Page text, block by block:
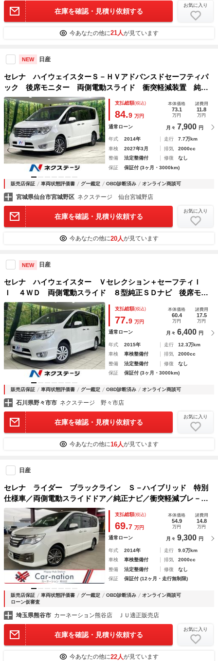
在庫を確認・見積り依頼する
お気に入り
今あなたの他に21人が見ています
NEW 日産
セレナ ハイウェイスターＳ－ＨＶアドバンスドセーフティパ
ック 後席モニター 両側電動スライド 衝突軽減装置 純正
ナビ 全周囲カメラ 車線逸脱警報 ＥＴＣ ＬＥＤヘッド
純正１６インチアルミ スマートキー オートエアコン クル
ーズコントロール 禁煙車
支払総額(税込)
84.9 万円
本体価格
73.1
万円
諸費用
11.8
万円
通常ローン 月々 7,900 円
年式 2014年 走行
7.7万km
車検
2027年3月 排気
2000cc
整備
法定整備付 修復
なし
保証
保証付 (3ヶ月・3000km)
販売店保証 車両状態評価書 グー鑑定 OBD診断済み オンライン商談可
宮城県仙台市宮城野区 ネクステージ 仙台宮城野店
在庫を確認・見積り依頼する
お気に入り
今あなたの他に20人が見ています
NEW 日産
セレナ ハイウェイスター Ｖセレクション＋セーフティＩ
Ｉ ４ＷＤ 両側電動スライド ８型純正ＳＤナビ 後席モニ
ター 全周囲カメラ エマージェンシーブレーキ コーナーセ
ンサー スマートキー ＨＩＤヘッド ビルトインＥＴＣ ク
ルコン 純正１５インチアルミ
支払総額(税込)
77.9 万円
本体価格
60.4
万円
諸費用
17.5
万円
通常ローン 月々 6,400 円
年式 2015年 走行
12.3万km
車検
車検整備付 排気
2000cc
整備
法定整備付 修復
なし
保証
保証付 (3ヶ月・3000km)
販売店保証 車両状態評価書 グー鑑定 OBD診断済み オンライン商談可
石川県野々市市 ネクステージ 野々市店
在庫を確認・見積り依頼する
お気に入り
今あなたの他に16人が見ています
日産
セレナ ライダー ブラックライン Ｓ－ハイブリッド 特別
仕様車／両側電動スライドドア／純正ナビ／衝突軽減ブレ－キ
／車線逸脱警報／クルコン／ＬＥＤ／フルセグＴＶ／Ｂｌｕｅ
ｔｏｏｔｈ／バックカメラ／ＥＴＣ／スマートキー／リアオー
トエアコン／フルエアロ
支払総額(税込)
69.7 万円
本体価格
54.9
万円
諸費用
14.8
万円
通常ローン 月々 9,300 円
年式 2014年 走行
9.0万km
車検
車検整備付 排気
2000cc
整備
法定整備付 修復
なし
保証
保証付 (12ヶ月・走行無制限)
販売店保証 車両状態評価書 グー鑑定 OBD診断済み
オンライン商談可
ローン仮審査
埼玉県熊谷市 カーネーション熊谷店 ＪＵ適正販売店
在庫を確認・見積り依頼する
お気に入り
今あなたの他に22人が見ています